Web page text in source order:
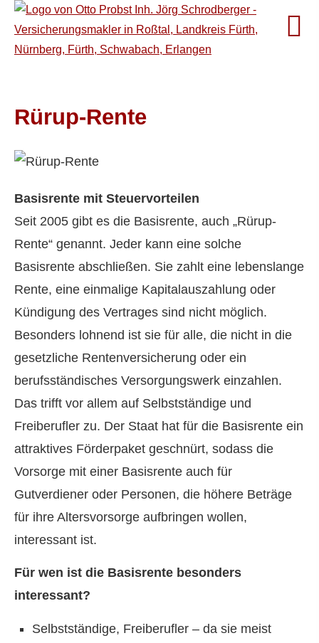
Rürup-Rente
Basisrente mit Steuervorteilen
Seit 2005 gibt es die Basisrente, auch „Rürup-
Rente“ genannt. Jeder kann eine solche
Basisrente abschließen. Sie zahlt eine lebenslange
Rente, eine einmalige Kapitalauszahlung oder
Kündigung des Vertrages sind nicht möglich.
Besonders lohnend ist sie für alle, die nicht in die
gesetzliche Rentenversicherung oder ein
berufsständisches Versorgungswerk einzahlen.
Das trifft vor allem auf Selbstständige und
Freiberufler zu. Der Staat hat für die Basisrente ein
attraktives Förderpaket geschnürt, sodass die
Vorsorge mit einer Basisrente auch für
Gutverdiener oder Per­sonen, die höhere Beträge
für ihre Alters­vorsorge aufbringen wollen,
interessant ist.
Für wen ist die Basisrente besonders
interessant?
Selbstständige, Freiberufler – da sie meist